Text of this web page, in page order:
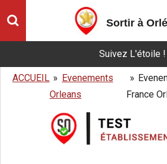
Passer
Sortir à
Suivez L'étoile !
ACCUEIL » Evenements
Orleans
»
France